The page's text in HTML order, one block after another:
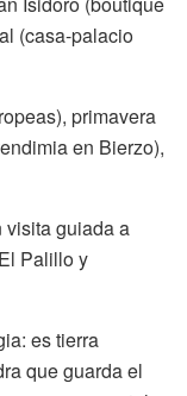
(casa-palacio
primavera
en Bierzo),
visita guiada a
Palillo y
es tierra
que guarda el